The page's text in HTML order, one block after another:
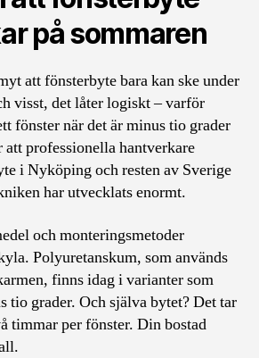
på sommaren
att fönsterbyte bara kan ske under
visst, det låter logiskt – varför
fönster när det är minus tio grader
professionella hantverkare
i Nyköping och resten av Sverige
har utvecklats enormt.
och monteringsmetoder
Polyuretanskum, som används
finns idag i varianter som
tio grader. Och själva bytet? Det tar
timmar per fönster. Din bostad